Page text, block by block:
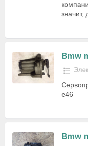
значит,
Bmw
е46
Bmw